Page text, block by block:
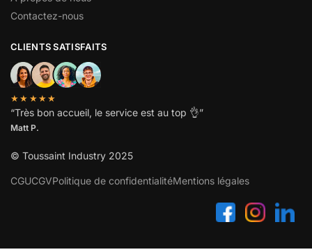
Contactez-nous
CLIENTS SATISFAITS
★★★★★
“Très bon accueil, le service est au top 👌”
Matt P.
© Toussaint Industry 2025
CGUCGVPolitique de confidentialitéMentions légales